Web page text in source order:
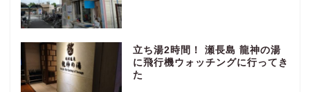
立ち湯2時間！ 瀬長島 龍神の湯
に飛行機ウォッチングに行ってき
た